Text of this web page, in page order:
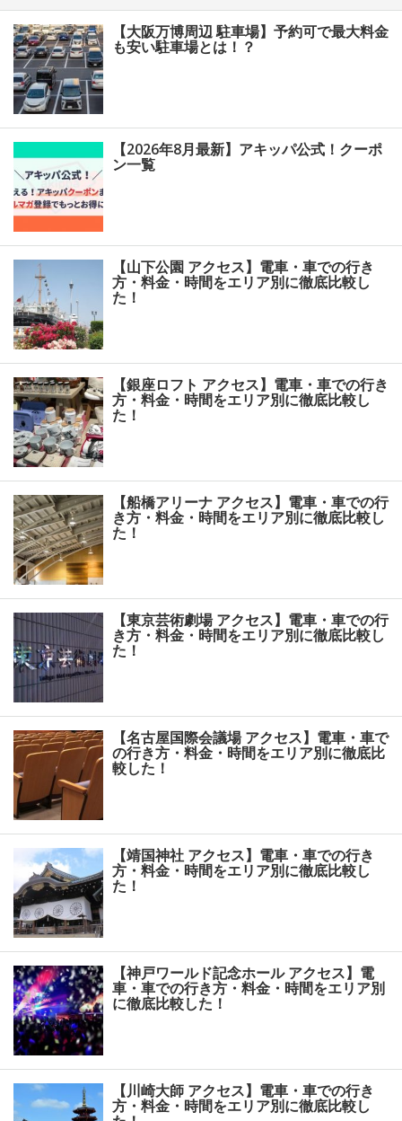
【大阪万博周辺 駐車場】予約可で最大料金
も安い駐車場とは！？
【2026年8月最新】アキッパ公式！クーポ
ン一覧
【山下公園 アクセス】電車・車での行き
方・料金・時間をエリア別に徹底比較し
た！
【銀座ロフト アクセス】電車・車での行き
方・料金・時間をエリア別に徹底比較し
た！
【船橋アリーナ アクセス】電車・車での行
き方・料金・時間をエリア別に徹底比較し
た！
【東京芸術劇場 アクセス】電車・車での行
き方・料金・時間をエリア別に徹底比較し
た！
【名古屋国際会議場 アクセス】電車・車で
の行き方・料金・時間をエリア別に徹底比
較した！
【靖国神社 アクセス】電車・車での行き
方・料金・時間をエリア別に徹底比較し
た！
【神戸ワールド記念ホール アクセス】電
車・車での行き方・料金・時間をエリア別
に徹底比較した！
【川崎大師 アクセス】電車・車での行き
方・料金・時間をエリア別に徹底比較し